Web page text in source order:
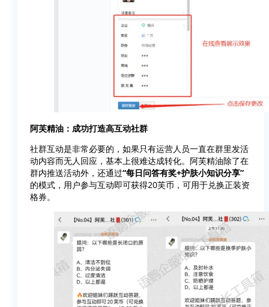
阿芙精油：成功打造高互动社群
社群互动是非常必要的，如果只有运营人员一直在群里发活
动内容而无人回应，基本上很难达成转化。阿芙精油除了在
群内推送活动外，还通过“每日问答有奖+护肤小知识分享”
的模式，用户参与互动即可获得20芙币，可用于兑换正装资
格券。